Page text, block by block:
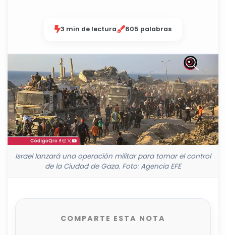
3 min de lectura 605 palabras
Israel lanzará una operación militar para tomar el control
de la Ciudad de Gaza. Foto: Agencia EFE
COMPARTE ESTA NOTA